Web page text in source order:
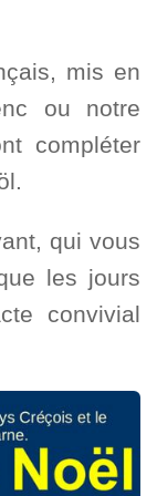
mis en
ou notre
compléter
qui vous
les jours
convivial